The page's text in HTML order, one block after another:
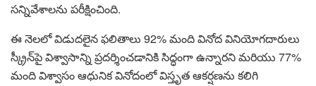
సన్నివేశాలను పరీక్షించింది.
ఈ నెలలో విడుదలైన ఫలితాలు 92% మంది వినోద వినియోగదారులు
స్క్రీన్‌పై విశ్వాసాన్ని ప్రదర్శించడానికి సిద్ధంగా ఉన్నారని మరియు 77%
మంది విశ్వాసం ఆధునిక వినోదంలో విస్తృత ఆకర్షణను కలిగి